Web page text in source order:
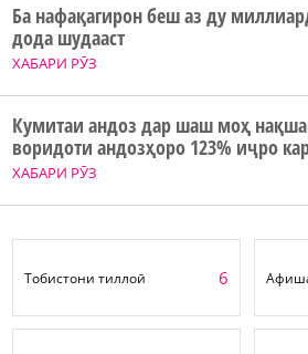
ХАБАРИ РӮЗ
Ба нафақагирон беш аз ду
дода шудааст
ХАБАРИ РӮЗ
Кумитаи андоз дар шаш моҳ
воридоти андозҳоро 123% иҷро
Тобистони тиллоӣ 6